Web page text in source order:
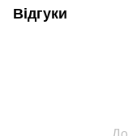
Відгуки